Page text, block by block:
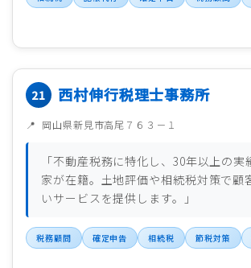
西村伸行税理士事務所
岡山県新見市高尾７６３－１
「不動産税務に特化し、30年以上の実
家が在籍。土地評価や相続税対策で顧
いサービスを提供します。」
税務顧問 確定申告 相続税 節税対策